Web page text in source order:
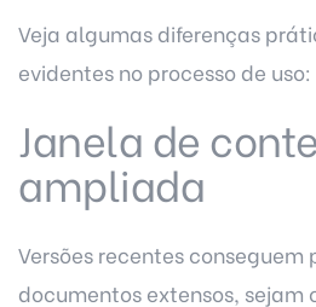
Veja algumas diferenças
evidentes no processo de uso:
Janela de
ampliada
Versões recentes conseguem
documentos extensos,